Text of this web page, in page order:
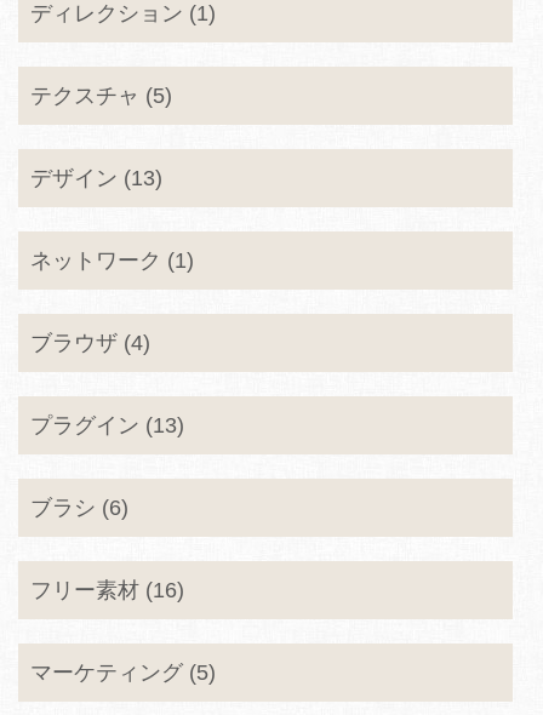
ディレクション (1)
テクスチャ (5)
デザイン (13)
ネットワーク (1)
ブラウザ (4)
プラグイン (13)
ブラシ (6)
フリー素材 (16)
マーケティング (5)